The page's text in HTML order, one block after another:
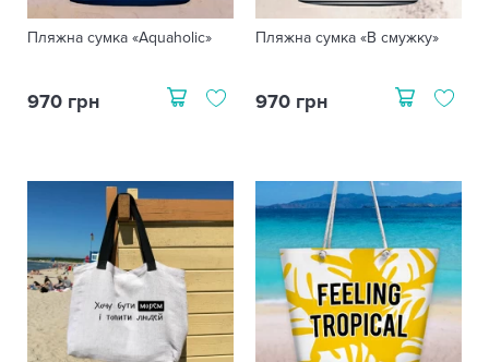
Пляжна сумка «Aquaholic»
970 грн
Пляжна сумка «В смужку»
970 грн